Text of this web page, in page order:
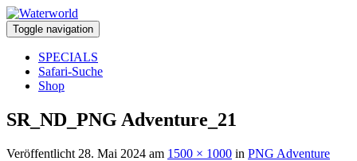
Toggle navigation
SPECIALS
Safari-Suche
Shop
SR_ND_PNG Adventure_21
Veröffentlicht 28. Mai 2024 am 1500 × 1000 in PNG Adventure